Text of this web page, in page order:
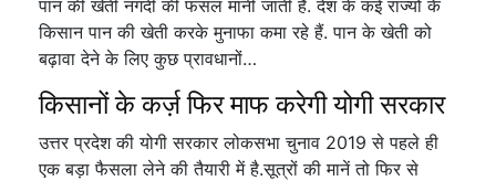
पान की खेती नगदी की फसल मानी जाती है. देश के कई राज्यों के
किसान पान की खेती करके मुनाफा कमा रहे हैं. पान के खेती को
बढ़ावा देने के लिए कुछ प्रावधानों…
किसानों के कर्ज़ फिर माफ करेगी योगी सरकार
उत्तर प्रदेश की योगी सरकार लोकसभा चुनाव 2019 से पहले ही
एक बड़ा फैसला लेने की तैयारी में है.सूत्रों की मानें तो फिर से